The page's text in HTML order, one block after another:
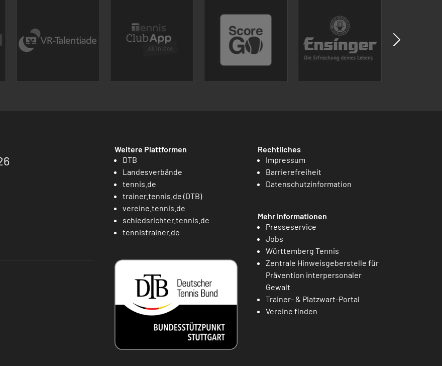
Weitere Plattformen
DTB
Landesverbände
tennis.de
trainer.tennis.de (DTB)
vereine.tennis.de
schiedsrichter.tennis.de
tennistrainer.de
Rechtliches
Impressum
Barrierefreiheit
Datenschutzinformation
Mehr Informationen
Presseservice
Jobs
Württemberg Tennis
Zentrale Hinweisgeberstelle für
Prävention interpersonaler
Gewalt
Trainer- & Platzwart-Portal
Vereine finden